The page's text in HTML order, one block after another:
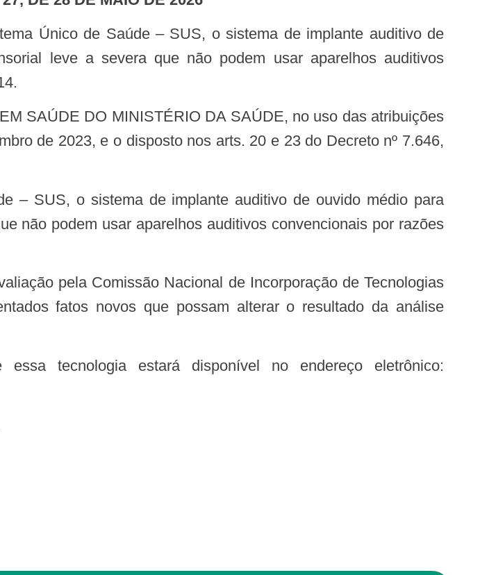
leve a severa que não podem usar aparelhos auditivos
de 2023, e o disposto nos arts. 20 e 23 do Decreto nº 7.646,
não podem usar aparelhos auditivos convencionais por razões
fatos novos que possam alterar o resultado da análise